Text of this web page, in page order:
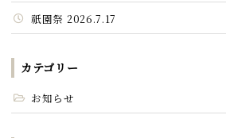
祇園祭 2026.7.17
カテゴリー
お知らせ